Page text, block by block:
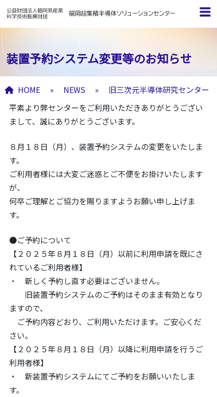
装置予約システム変更等のお知らせ
HOME » NEWS »
旧三次元半導体研究センター
平素より弊センターをご利用いただきありがとうござい
まして、誠にありがとうございます。
８月１８日（月）、装置予約システムの変更をいたしま
す。
ご利用者様には大変ご迷惑とご不便をお掛けいたします
が、
何卒ご理解とご協力を賜りますようお願い申し上げま
す。
●ご予約について
【２０２５年８月１８日（月）以前に利用申請を既にさ
れているご利用者様】
・ 新しく予約し直す必要はございません。
旧装置予約システムのご予約はそのまま有効となり
ますので、
ご予約内容どおり、ご利用いただけます。ご安心くだ
さい。
【２０２５年８月１８日（月）以降に利用申請を行うご
利用者様】
・ 新装置予約システムにてご予約をお願いいたしま
す。